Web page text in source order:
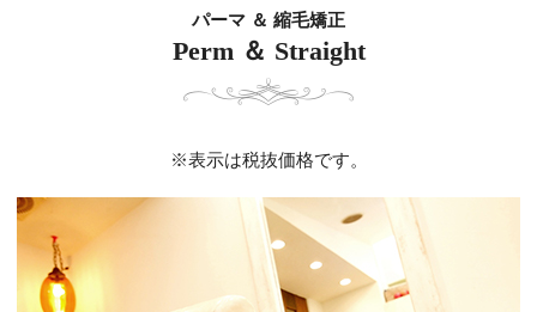
パーマ ＆ 縮毛矯正
Perm ＆ Straight
※表示は税抜価格です。